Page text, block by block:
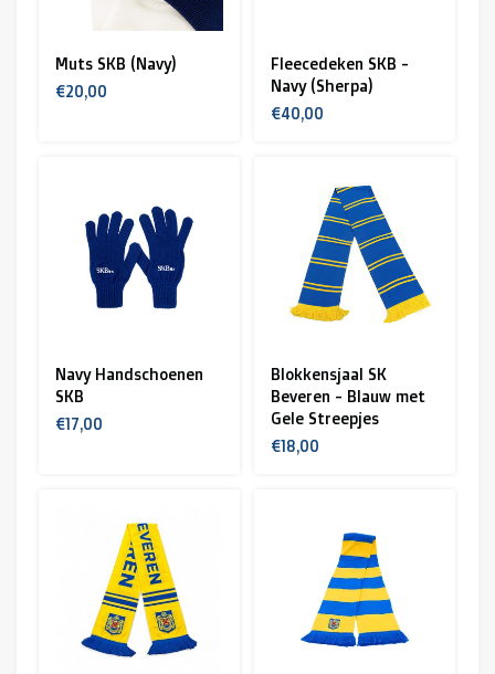
Muts SKB (Navy)
€20,00
Fleecedeken SKB -
Navy (Sherpa)
€40,00
Navy Handschoenen
SKB
€17,00
Blokkensjaal SK
Beveren - Blauw met
Gele Streepjes
€18,00